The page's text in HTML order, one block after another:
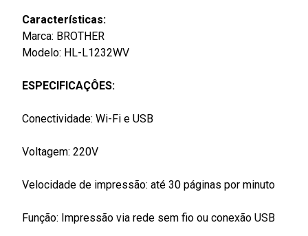
Características:
Marca: BROTHER
Modelo: HL-L1232WV
ESPECIFICAÇÔES:
Conectividade: Wi-Fi e USB
Voltagem: 220V
Velocidade de impressão: até 30 páginas por minuto
Função: Impressão via rede sem fio ou conexão USB